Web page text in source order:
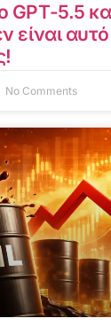
GPT-5.5
είναι
No Comments